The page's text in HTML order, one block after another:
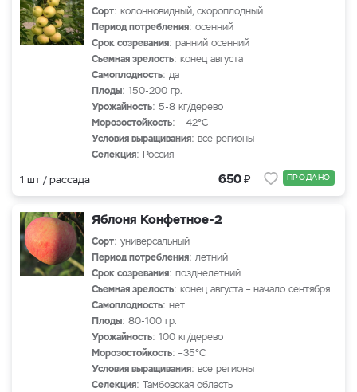
Сорт: колонновидный, скороплодный
Период потребления: осенний
Срок созревания: ранний осенний
Съемная зрелость: конец августа
Самоплодность: да
Плоды: 150-200 гр.
Урожайность: 5-8 кг/дерево
Морозостойкость: – 42°С
Условия выращивания: все регионы
Селекция: Россия
1 шт / рассада 650₽ ПРОДАНО
Яблоня Конфетное-2
Сорт: универсальный
Период потребления: летний
Срок созревания: позднелетний
Съемная зрелость: конец августа – начало сентября
Самоплодность: нет
Плоды: 80-100 гр.
Урожайность: 100 кг/дерево
Морозостойкость: –35°С
Условия выращивания: все регионы
Селекция: Тамбовская область